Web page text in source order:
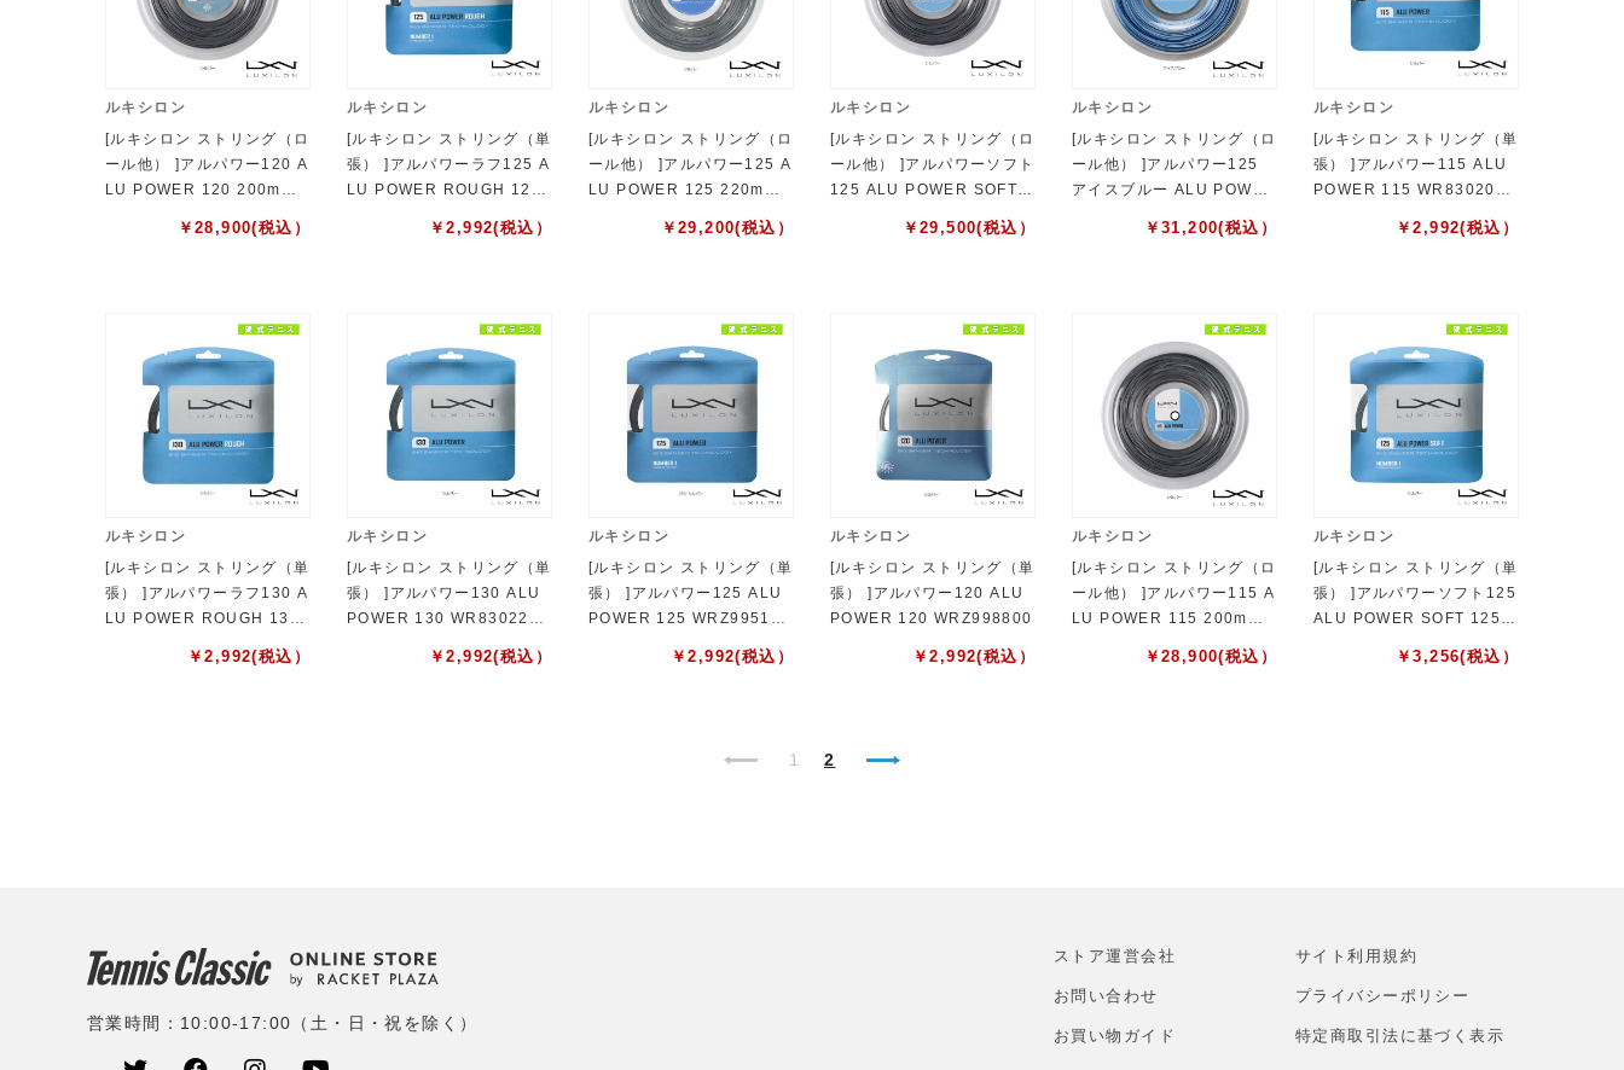
ルキシロン
[ルキシロン ストリング（ロ
ール他） ]アルパワー120 A
LU POWER 120 200mロ
￥ 28,900(税込）
ルキシロン
[ルキシロン ストリング（単
張） ]アルパワーラフ125 A
LU POWER ROUGH 125
￥2,992(税込）
ルキシロン
[ルキシロン ストリング（ロ
ール他） ]アルパワー125 A
LU POWER 125 220mロ
￥ 29,200(税込）
ルキシロン
[ルキシロン ストリング（ロ
ール他） ]アルパワーソフト
125 ALU POWER SOFT 1
25 200mロール WRZ9901
￥ 29,500(税込）
ルキシロン
[ルキシロン ストリング（ロ
ール他） ]アルパワー125
アイスブルー ALU POWER
125 ICE BLUE 220mロー
ル WRZ990100BL
￥ 31,200(税込）
ルキシロン
[ルキシロン ストリング（単
張） ]アルパワー115 ALU
POWER 115 WR8302001
￥2,992(税込）
ルキシロン
[ルキシロン ストリング（単
張） ]アルパワーラフ130 A
LU POWER ROUGH 130
￥2,992(税込）
ルキシロン
[ルキシロン ストリング（単
張） ]アルパワー130 ALU
POWER 130 WR8302201
￥2,992(税込）
ルキシロン
[ルキシロン ストリング（単
張） ]アルパワー125 ALU
POWER 125 WRZ995100
￥2,992(税込）
ルキシロン
[ルキシロン ストリング（単
張） ]アルパワー120 ALU
POWER 120 WRZ998800
￥2,992(税込）
ルキシロン
[ルキシロン ストリング（ロ
ール他） ]アルパワー115 A
LU POWER 115 200mロ
ール WR8302101115
￥ 28,900(税込）
ルキシロン
[ルキシロン ストリング（単
張） ]アルパワーソフト125
ALU POWER SOFT 125
￥3,256(税込）
1 2
営業時間：10:00-17:00（土・日・祝を除く）
ストア運営会社 サイト利⽤規約
お問い合わせ プライバシーポリシー
お買い物ガイド 特定商取引法に基づく表示